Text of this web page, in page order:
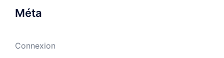
Méta
Connexion